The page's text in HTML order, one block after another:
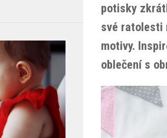
potisky
své ratolesti
motivy.
oblečení s